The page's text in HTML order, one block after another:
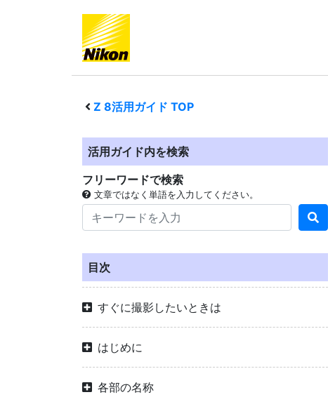
Z 8活用ガイド TOP
活用ガイド内を検索
フリーワードで検索
文章ではなく単語を入力してください。
目次
すぐに撮影したいときは
はじめに
各部の名称